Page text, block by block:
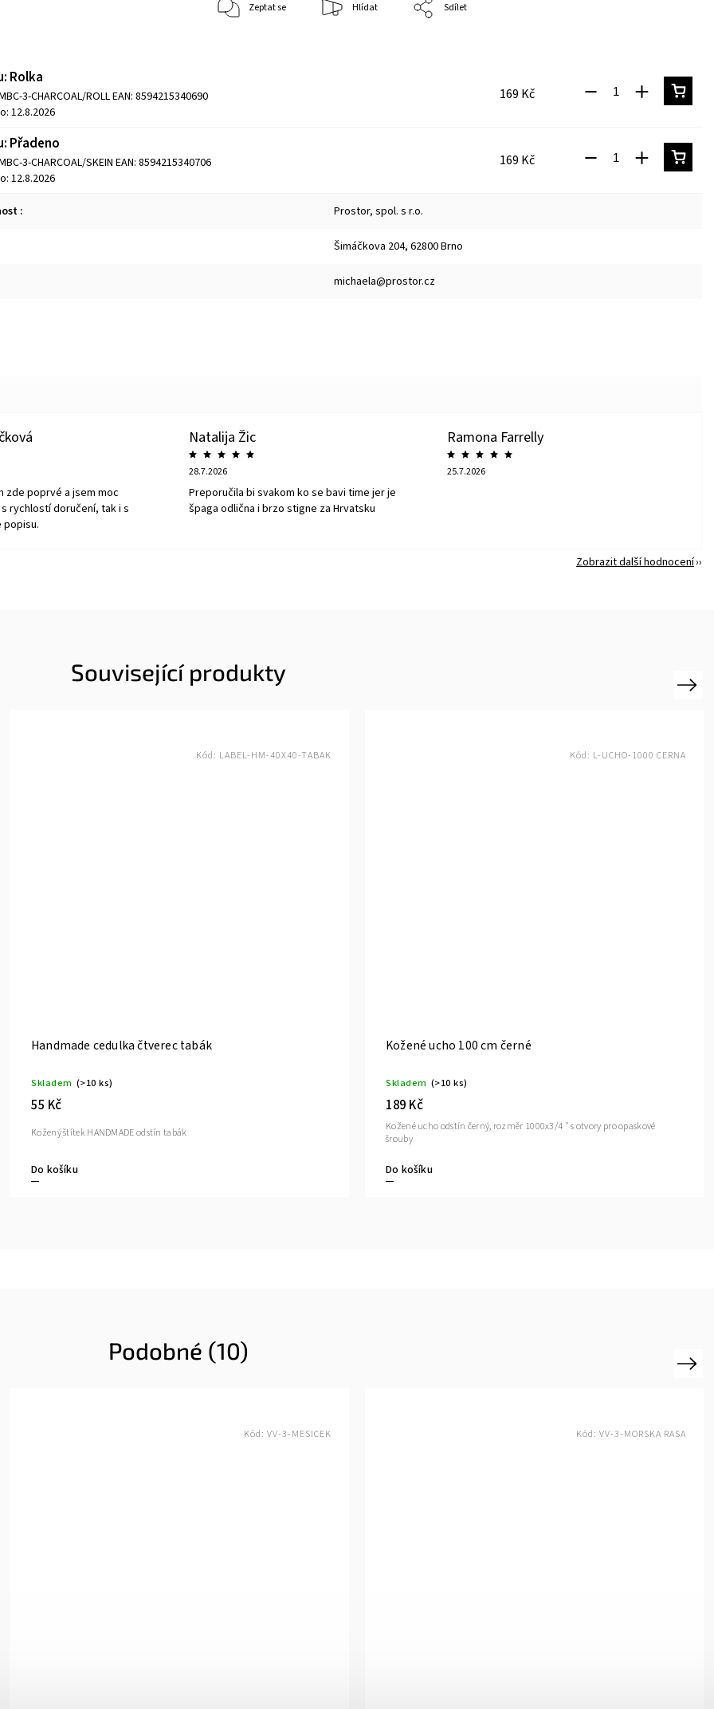
Zeptat se Hlídat Sdílet
Rolka
3-CHARCOAL/ROLLEAN: 8594215340690
12.8.2026
169 Kč
Přadeno
3-CHARCOAL/SKEIN EAN: 8594215340706
12.8.2026
169 Kč
: Prostor, spol. s r.o.
Šimáčkova 204, 62800 Brno
michaela@prostor.cz
zde poprvé a jsem moc
rychlostí doručení, tak i s
popisu.
Natalija Žic
28.7.2026
Preporučila bi svakom ko se bavi time jer je
špaga odlična i brzo stigne za Hrvatsku
Ramona Farrelly
25.7.2026
Zobrazit další hodnocení
Související produkty
Kožené ucho 100 cm bílé
Kožené ucho odstín bílý, rozměr 1000x3/4 " s otvory pro opaskové šrouby
Kód:
Kožené ucho 80 cm široké natur
Kožené ucho odstín natur, rozměr 800x1-1/4 " s otvory
Kód:
Next
Podobné (10) Next